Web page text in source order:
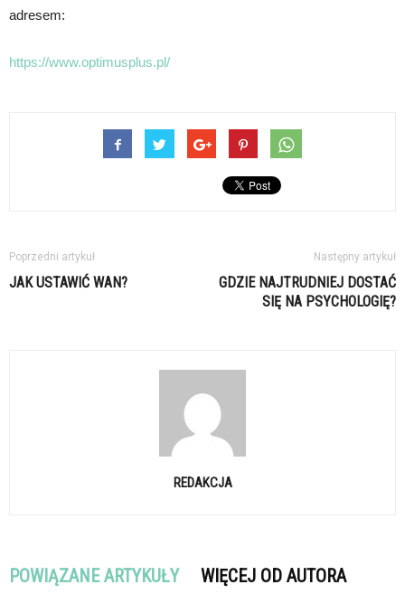
adresem:
https://www.optimusplus.pl/
Poprzedni artykuł
JAK USTAWIĆ WAN?
Następny artykuł
GDZIE NAJTRUDNIEJ DOSTAĆ
SIĘ NA PSYCHOLOGIĘ?
REDAKCJA
POWIĄZANE ARTYKUŁY WIĘCEJ OD AUTORA